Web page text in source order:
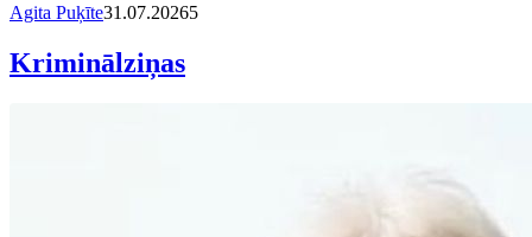
Agita Puķīte31.07.20265
Kriminālziņas